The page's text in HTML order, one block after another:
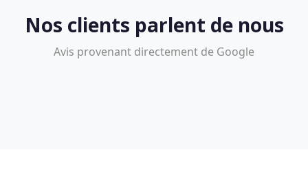
Nos clients parlent de nous
Avis provenant directement de Google